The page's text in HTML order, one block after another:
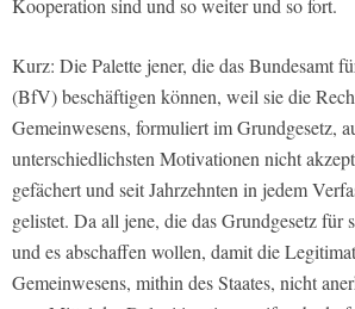
Kooperation sind und so weiter und so fort.
Kurz: Die Palette jener, die das Bundesamt
(BfV) beschäftigen können, weil sie die
Gemeinwesens, formuliert im Grundgesetz,
unterschiedlichsten Motivationen nicht
gefächert und seit Jahrzehnten in jedem
gelistet. Da all jene, die das Grundgesetz für
und es abschaffen wollen, damit die
Gemeinwesens, mithin des Staates, nicht